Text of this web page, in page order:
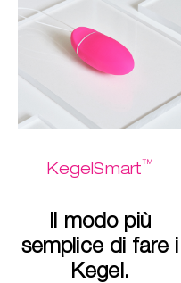
KegelSmart™
Il modo più
semplice di fare i
Kegel.